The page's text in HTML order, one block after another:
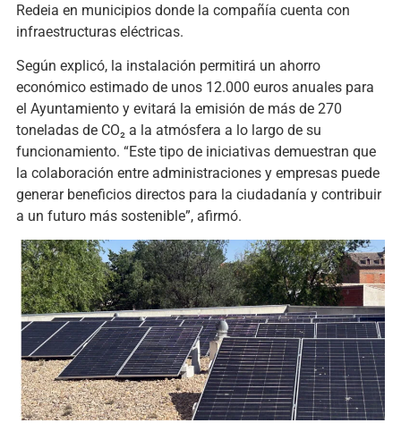
Redeia en municipios donde la compañía cuenta con
infraestructuras eléctricas.
Según explicó, la instalación permitirá un ahorro
económico estimado de unos 12.000 euros anuales para
el Ayuntamiento y evitará la emisión de más de 270
toneladas de CO₂ a la atmósfera a lo largo de su
funcionamiento. “Este tipo de iniciativas demuestran que
la colaboración entre administraciones y empresas puede
generar beneficios directos para la ciudadanía y contribuir
a un futuro más sostenible”, afirmó.